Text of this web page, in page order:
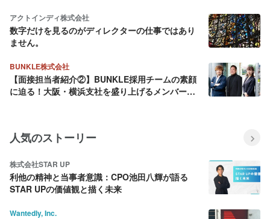
アクトインディ株式会社
数字だけを見るのがディレクターの仕事ではあり
ません。
BUNKLE株式会社
【面接担当者紹介②】BUNKLE採用チームの素顔
に迫る！大阪・横浜支社を盛り上げるメンバーを
人気のストーリー
株式会社STAR UP
利他の精神と当事者意識：CPO池田八輝が語る
STAR UPの価値観と描く未来
Wantedly, Inc.